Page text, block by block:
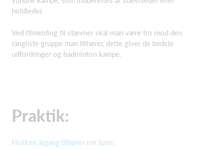
holdleder.
Ved tilmelding til stævner skal man være tro mod den
rangliste gruppe man tilhører, dette giver de bedste
udfordringer og badminton kampe.
Praktik:
Hvilken årgang tilhører mit barn: